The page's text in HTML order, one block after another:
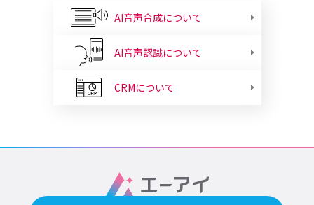
AI音声合成について
AI音声認識について
CRMについて